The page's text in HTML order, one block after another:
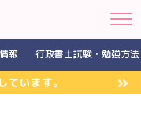
報 行政書士試験・勉強方
ています。